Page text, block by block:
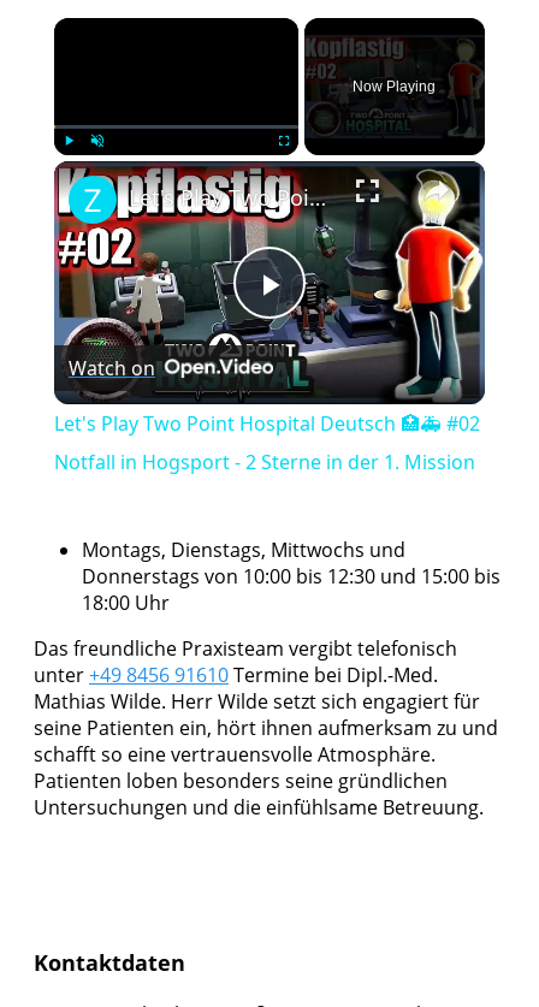
×
Play Unmute Fullscreen
Now Playing
×
Play
Video
Let's Play Two Point Hospital Deutsch 🏥🚑 #02 Notfall in Hogsport - 2 Sterne in der 1. Mission
Watch on
Let's Play Two Point Hospital Deutsch 🏥🚑 #02
Notfall in Hogsport - 2 Sterne in der 1. Mission
Montags, Dienstags, Mittwochs und
Donnerstags von 10:00 bis 12:30 und 15:00 bis
18:00 Uhr
Das freundliche Praxisteam vergibt telefonisch
unter+49 8456 91610Termine bei Dipl.-Med.
Mathias Wilde. Herr Wilde setzt sich engagiert für
seine Patienten ein, hört ihnen aufmerksam zu und
schafft so eine vertrauensvolle Atmosphäre.
Patienten loben besonders seine gründlichen
Untersuchungen und die einfühlsame Betreuung.
Kontaktdaten